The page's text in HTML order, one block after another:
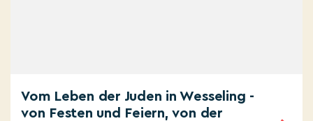
Vom Leben der Juden in Wesseling -
von Festen und Feiern, von der